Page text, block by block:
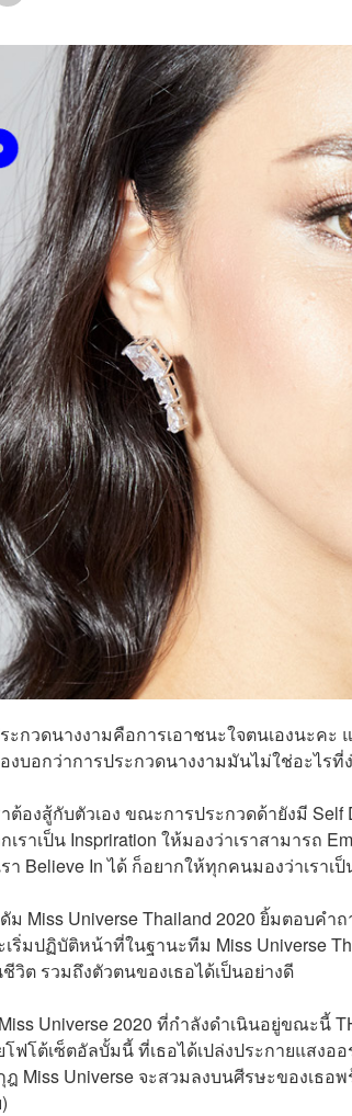
ระกวดนางงามคือการเอาชนะใจตนเองนะ
งบอกว่าการประกวดนางงามมันไม่ใช่อะไรที่
ต้องสู้กับตัวเอง ขณะการประกวดด้ายังมี
ราเป็น Inspriration ให้มองว่าเราสามารถ
า Believe In ได้ ก็อยากให้ทุกคนมองว่าเรา
Miss Universe Thailand 2020 ยิ้มตอบคำ
ริ่มปฏิบัติหน้าที่ในฐานะทีม Miss Universe
วิต รวมถึงตัวตนของเธอได้เป็นอย่างดี
Universe 2020 ที่กำลังดำเนินอยู่ขณะนี้
โฟโต้เซ็ตอัลบั้มนี้ ที่เธอได้เปล่งประกายแสง
ฎ Miss Universe จะสวมลงบนศีรษะของเธ